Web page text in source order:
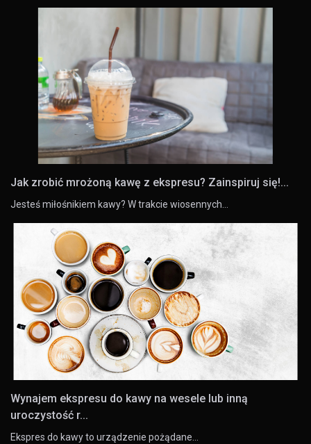
Jak zrobić mrożoną kawę z ekspresu? Zainspiruj się!...
Jesteś miłośnikiem kawy? W trakcie wiosennych…
Wynajem ekspresu do kawy na wesele lub inną
uroczystość r...
Ekspres do kawy to urządzenie pożądane…